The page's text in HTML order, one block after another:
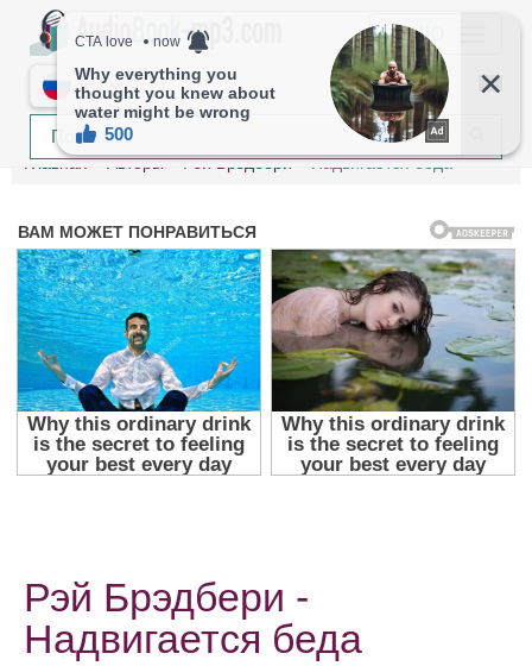
МЕНЮ
RU
Главная Авторы Рэй Брэдбери Надвигается беда
Рэй Брэдбери -
Надвигается беда